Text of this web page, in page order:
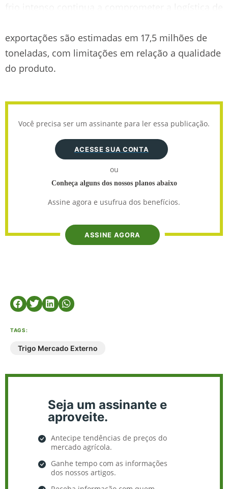
frio intenso continua a comprometer a logística de
exportações são estimadas em 17,5 milhões de
toneladas, com limitações em relação a qualidade
do produto.
Você precisa ser um assinante para ler essa publicação.
ACESSE SUA CONTA
ou
Conheça alguns dos nossos planos abaixo
Assine agora e usufrua dos benefícios.
ASSINE AGORA
TAGS:
Trigo Mercado Externo
Seja um assinante e
aproveite.
Antecipe tendências de preços do
mercado agrícola.
Ganhe tempo com as informações
dos nossos artigos.